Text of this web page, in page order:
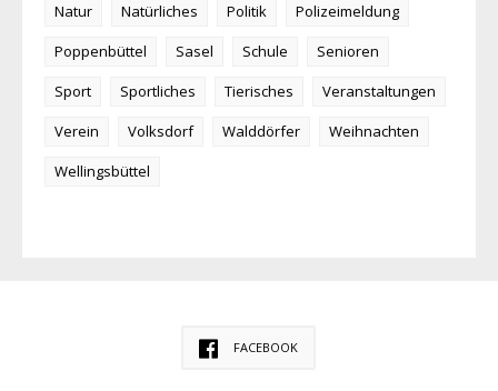
Natur
Natürliches Politik
Polizeimeldung
Poppenbüttel
Sasel Schule
Senioren
Sport
Sportliches Tierisches
Veranstaltungen
Verein
Volksdorf Walddörfer
Weihnachten
Wellingsbüttel
FACEBOOK